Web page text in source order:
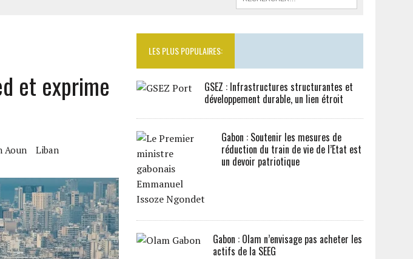
et exprime
Aoun
Liban
LES PLUS POPULAIRES:
GSEZ : Infrastructures structurantes et
développement durable, un lien étroit
Gabon : Soutenir les mesures de
réduction du train de vie de l’Etat est
un devoir patriotique
Gabon : Olam n’envisage pas acheter les
actifs de la SEEG